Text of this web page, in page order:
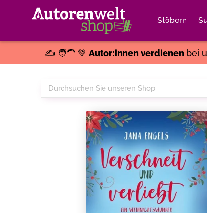
Stöbern
✍️ 🧑‍🦱 💚 Autor:innen verdienenbei
Durchsuchen
Sie